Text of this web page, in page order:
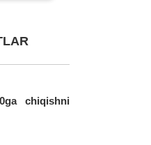
chiqishni